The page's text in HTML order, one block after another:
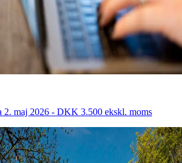
2. maj 2026 - DKK 3.500 ekskl. moms